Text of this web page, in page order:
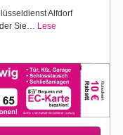
Alfdorf
Sie… Lese